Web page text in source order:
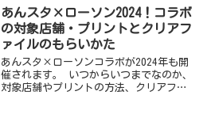
まとめました。 ・タキシードサム×アベ
イルコラボの取り扱...
あんスタ×ローソン2024！コラボ
の対象店舗・プリントとクリアフ
ァイルのもらいかた
あんスタ×ローソンコラボが2024年も開
催されます。 いつからいつまでなのか、
対象店舗やプリントの方法、クリアファ